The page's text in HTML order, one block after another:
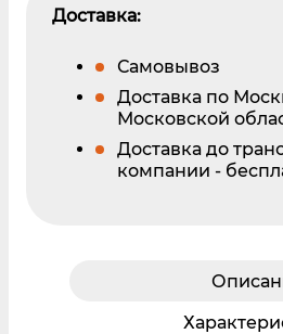
Доставка:
Самовывоз
Доставка по
Московской
Доставка до
компании -